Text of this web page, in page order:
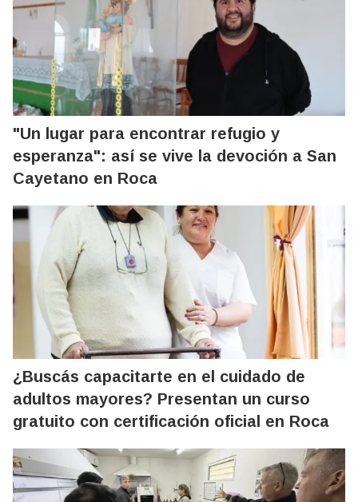
"Un lugar para encontrar refugio y
esperanza": así se vive la devoción a San
Cayetano en Roca
¿Buscás capacitarte en el cuidado de
adultos mayores? Presentan un curso
gratuito con certificación oficial en Roca